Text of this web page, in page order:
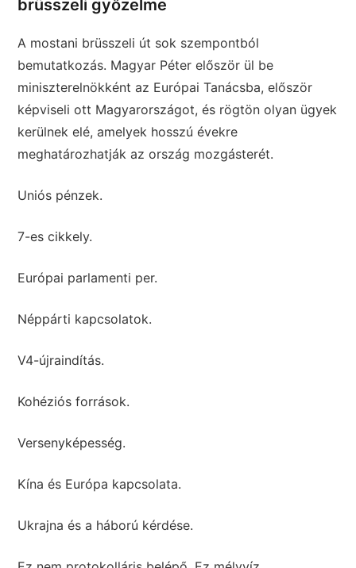
brüsszeli győzelme
A mostani brüsszeli út sok szempontból
bemutatkozás. Magyar Péter először ül be
miniszterelnökként az Európai Tanácsba, először
képviseli ott Magyarországot, és rögtön olyan ügyek
kerülnek elé, amelyek hosszú évekre
meghatározhatják az ország mozgásterét.
Uniós pénzek.
7-es cikkely.
Európai parlamenti per.
Néppárti kapcsolatok.
V4-újraindítás.
Kohéziós források.
Versenyképesség.
Kína és Európa kapcsolata.
Ukrajna és a háború kérdése.